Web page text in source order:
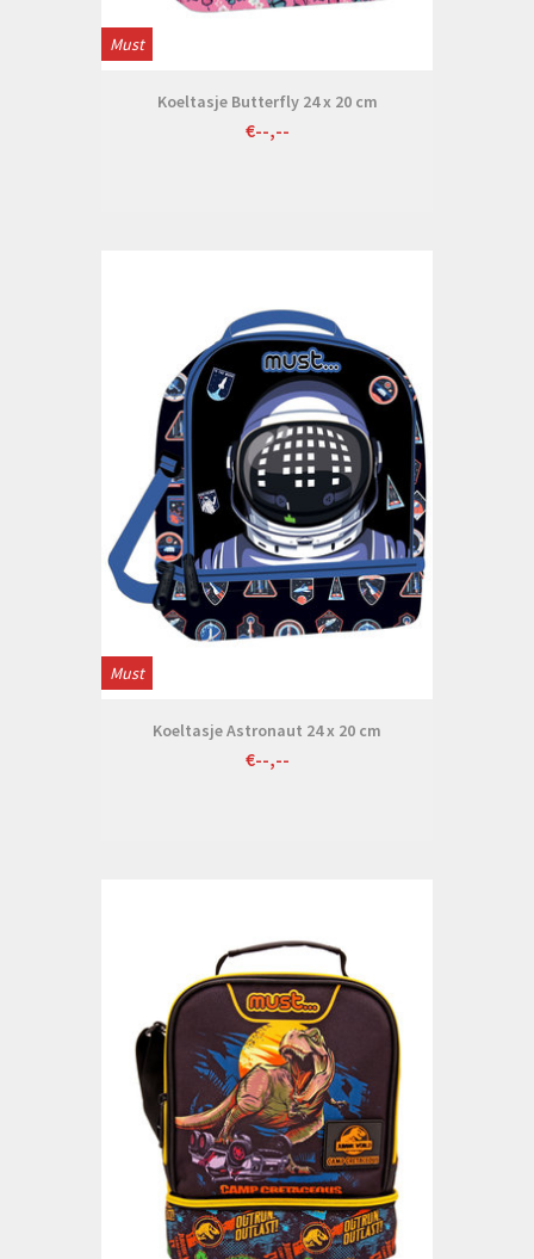
Must
Koeltasje Butterfly 24 x 20 cm
€--,--
Must
Koeltasje Astronaut 24 x 20 cm
€--,--